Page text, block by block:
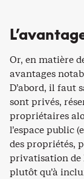
Or, en matière
avantages
D’abord, il faut
sont privés,
propriétaires
l’espace public
des propriétés,
privatisation de
plutôt qu’à